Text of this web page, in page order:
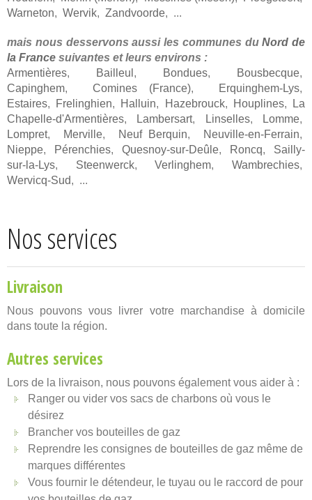
Warneton, Wervik, Zandvoorde, ...
mais nous desservons aussi les communes duNord de
la France suivantes et leurs environs :
Armentières, Bailleul , Bondues, Bousbecque,
Capinghem, Comines (France), Erquinghem-Lys,
Estaires, Frelinghien, Halluin, Hazebrouck, Houplines,
La
Chapelle-d'Armentières, Lambersart, Linselles, Lomme,
Lompret, Merville, Neuf Berquin, Neuville-en-Ferrain,
Nieppe, Pérenchies, Quesnoy-sur-Deûle, Roncq, Sailly-
sur-la-Lys, Steenwerck,Verlinghem,Wambrechies,
Wervicq-Sud, ...
Nos services
Livraison
Nous pouvons vous livrer votre marchandise à domicile
dans toute la région.
Autres services
Lors de la livraison, nous pouvons également vous aider à :
Ranger ou vider vos sacs de charbons où vous le
désirez
Brancher vos bouteilles de gaz
Reprendre les consignes de bouteilles de gaz même de
marques différentes
Vous fournir le détendeur, le tuyau ou le raccord de pour